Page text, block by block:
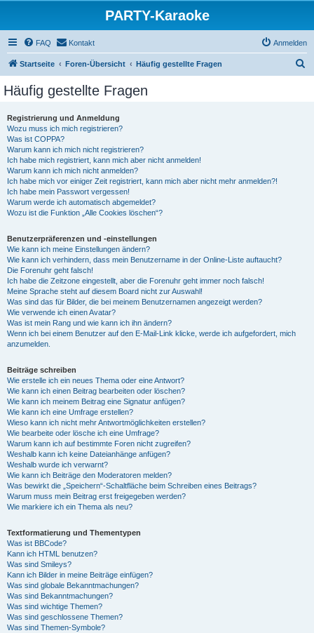
PARTY-Karaoke
FAQ Kontakt Anmelden
Startseite Foren-Übersicht Häufig gestellte Fragen
Häufig gestellte Fragen
Registrierung und Anmeldung
Wozu muss ich mich registrieren?
Was ist COPPA?
Warum kann ich mich nicht registrieren?
Ich habe mich registriert, kann mich aber nicht anmelden!
Warum kann ich mich nicht anmelden?
Ich habe mich vor einiger Zeit registriert, kann mich aber nicht mehr anmelden?!
Ich habe mein Passwort vergessen!
Warum werde ich automatisch abgemeldet?
Wozu ist die Funktion „Alle Cookies löschen“?
Benutzerpräferenzen und -einstellungen
Wie kann ich meine Einstellungen ändern?
Wie kann ich verhindern, dass mein Benutzername in der Online-Liste auftaucht?
Die Forenuhr geht falsch!
Ich habe die Zeitzone eingestellt, aber die Forenuhr geht immer noch falsch!
Meine Sprache steht auf diesem Board nicht zur Auswahl!
Was sind das für Bilder, die bei meinem Benutzernamen angezeigt werden?
Wie verwende ich einen Avatar?
Was ist mein Rang und wie kann ich ihn ändern?
Wenn ich bei einem Benutzer auf den E-Mail-Link klicke, werde ich aufgefordert, mich
anzumelden.
Beiträge schreiben
Wie erstelle ich ein neues Thema oder eine Antwort?
Wie kann ich einen Beitrag bearbeiten oder löschen?
Wie kann ich meinem Beitrag eine Signatur anfügen?
Wie kann ich eine Umfrage erstellen?
Wieso kann ich nicht mehr Antwortmöglichkeiten erstellen?
Wie bearbeite oder lösche ich eine Umfrage?
Warum kann ich auf bestimmte Foren nicht zugreifen?
Weshalb kann ich keine Dateianhänge anfügen?
Weshalb wurde ich verwarnt?
Wie kann ich Beiträge den Moderatoren melden?
Was bewirkt die „Speichern“-Schaltfläche beim Schreiben eines Beitrags?
Warum muss mein Beitrag erst freigegeben werden?
Wie markiere ich ein Thema als neu?
Textformatierung und Thementypen
Was ist BBCode?
Kann ich HTML benutzen?
Was sind Smileys?
Kann ich Bilder in meine Beiträge einfügen?
Was sind globale Bekanntmachungen?
Was sind Bekanntmachungen?
Was sind wichtige Themen?
Was sind geschlossene Themen?
Was sind Themen-Symbole?